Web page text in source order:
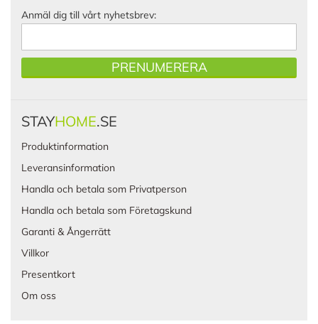
Anmäl dig till vårt nyhetsbrev:
PRENUMERERA
STAYHOME.SE
Produktinformation
Leveransinformation
Handla och betala som Privatperson
Handla och betala som Företagskund
Garanti & Ångerrätt
Villkor
Presentkort
Om oss